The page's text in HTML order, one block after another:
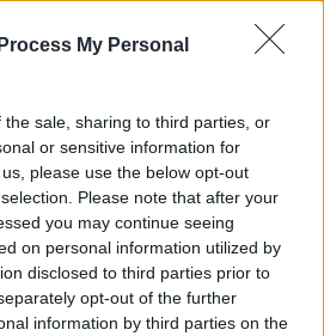
My Personal
sale, sharing to third parties, or
or sensitive information for
please use the below opt-out
Please note that after your
you may continue seeing
on personal information utilized by
disclosed to third parties prior to
opt-out of the further
information by third parties on the
, considerada la
de América construida
, aparte de tomar un
elRío Antiguay ver
pasar.
del interior del estado,
Veracruz, tiene un aire